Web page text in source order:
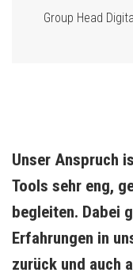
Group Head
Unser Anspruch
Tools sehr eng,
begleiten. Dabei
Erfahrungen in
zurück und auch